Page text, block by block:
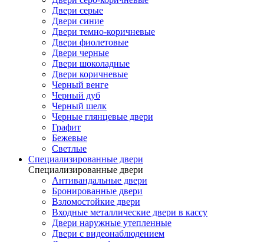
Двери серые
Двери синие
Двери темно-коричневые
Двери фиолетовые
Двери черные
Двери шоколадные
Двери коричневые
Черный венге
Черный дуб
Черный шелк
Черные глянцевые двери
Графит
Бежевые
Светлые
Специализированные двери
Специализированные двери
Антивандальные двери
Бронированные двери
Взломостойкие двери
Входные металлические двери в кассу
Двери наружные утепленные
Двери с видеонаблюдением